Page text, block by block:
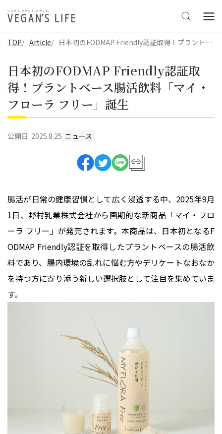
TOP Article 日本初のFODMAP Friendly認証取得！プラントベース腸活飲料「マイ・フローラ フリー」誕生
日本初のFODMAP Friendly認証取
得！プラントベース腸活飲料「マイ・
フローラ フリー」誕生
公開日: 2025.8.25 ニュース
腸活が日常の健康習慣として広く浸透する中、2025年9月
1日、野村乳業株式会社から画期的な新商品「マイ・フロ
ーラ フリー」が発売されます。本商品は、日本初となるF
ODMAP Friendly認証を取得したプラントベースの腸活飲
料であり、腸内環境の乱れに悩む方やデリケートなおなか
を持つ方に寄り添う新しい選択肢として注目を集めていま
す。